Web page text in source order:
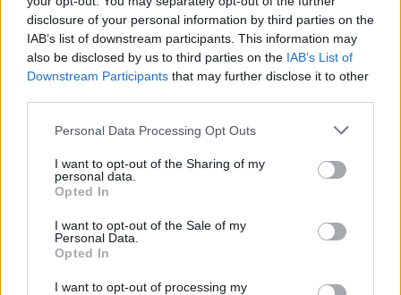
disclosure of your personal information by third parties on the
IAB’s list of downstream participants. This information may
also be disclosed by us to third parties on the IAB’s List of
Downstream Participants that may further disclose it to other
Please note that this website/app uses one or more Google
not limited to your visit or usage behaviour. You may click to
grant or deny consent to Google and its third-party tags to
use your data for below specified purposes in below Google
consent section.
Personal Data Processing Opt Outs
I want to opt-out of the Sharing of my
personal data.
Opted In
I want to opt-out of the Sale of my
Personal Data.
Opted In
I want to opt-out of processing my